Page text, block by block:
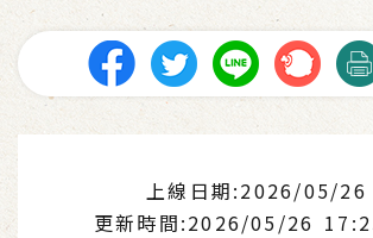
上線日期:2026/05/26
更新時間:2026/05/26